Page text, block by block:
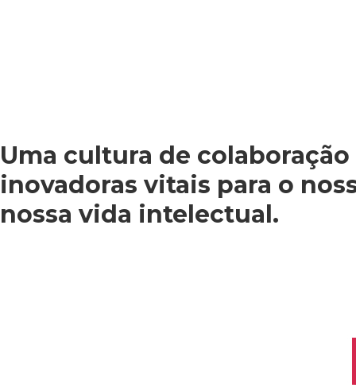
Uma cultura de
inovadoras vitais para o
nossa vida intelectual.